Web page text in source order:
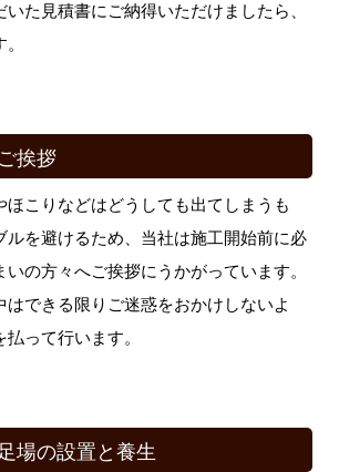
た見積書にご納得いただけましたら、
挨拶
ほこりなどはどうしても出てしまうも
ルを避けるため、当社は施工開始前に必
の方々へご挨拶にうかがっています。
はできる限りご迷惑をおかけしないよ
って行います。
場の設置と養生